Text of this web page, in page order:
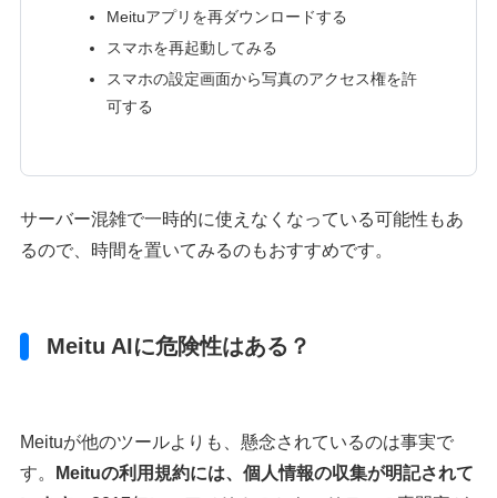
Meituアプリを再ダウンロードする
スマホを再起動してみる
スマホの設定画面から写真のアクセス権を許
可する
サーバー混雑で一時的に使えなくなっている可能性もあ
るので、時間を置いてみるのもおすすめです。
Meitu AIに危険性はある？
Meituが他のツールよりも、懸念されているのは事実で
す。
Meituの利用規約には、個人情報の収集が明記されて